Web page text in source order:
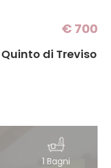
€ 700
di Treviso
1 Bagni